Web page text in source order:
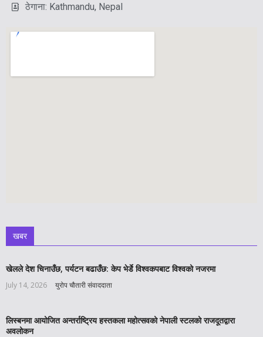
ठेगाना: Kathmandu, Nepal
खबर
खेलले देश चिनाउँछ, पर्यटन बढाउँछ: केप भेर्डे विश्वकपबाट विश्वको नजरमा
July 14, 2026 युरोप चौतारी संवाददाता
लिस्बनमा आयोजित अन्तर्राष्ट्रिय हस्तकला महोत्सवको नेपाली स्टलको राजदूतद्वारा
अवलोकन